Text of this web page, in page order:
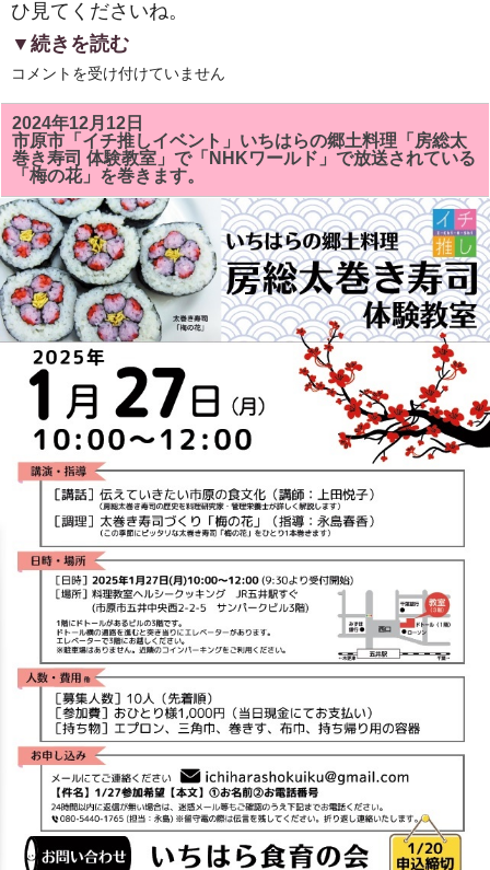
ひ見てくださいね。
▼続きを読む
２
２
５
年
新
年
明
け
ま
し
て
お
め
で
と
う
ご
ざ
コメントを受け付けていません
2024年12月12日
市原市「イチ推しイベント」いちはらの郷土料理「房総太
巻き寿司 体験教室」で「NHKワールド」で放送されている
「梅の花」を巻きます。